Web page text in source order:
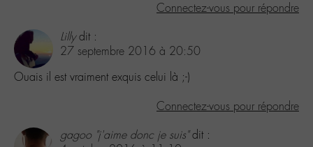
Connectez-vous pour répondre
Lilly dit :
27 septembre 2016 à 20:50
Ouais il est vraiment exquis celui là ;-)
Connectez-vous pour répondre
gagoo "j'aime donc je suis" dit :